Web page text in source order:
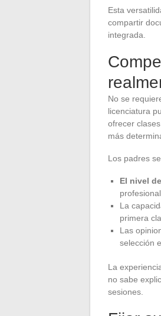
Esta
compartir
integrada.
No se
licenciatura
ofrecer
más
Los padres
El nivel
La
primera
Las
selección
La
no sabe
sesiones.